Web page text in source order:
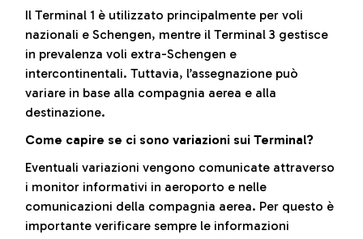
Il Terminal 1 è utilizzato principalmente per voli
nazionali e Schengen, mentre il Terminal 3 gestisce
in prevalenza voli extra-Schengen e
intercontinentali. Tuttavia, l’assegnazione può
variare in base alla compagnia aerea e alla
destinazione.
Come capire se ci sono variazioni sui Terminal?
Eventuali variazioni vengono comunicate attraverso
i monitor informativi in aeroporto e nelle
comunicazioni della compagnia aerea. Per questo è
importante verificare sempre le informazioni